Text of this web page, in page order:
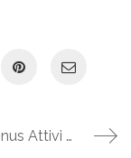
Guida ai Bonus Attivi su Megapari: Benvenuto, Free Spin e Cashback Analizzati